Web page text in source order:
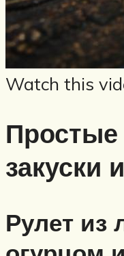
Watch this
закуски
Рулет из